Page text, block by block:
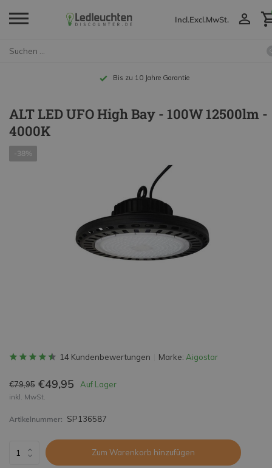
Incl.Excl.MwSt.
Bis zu 10 Jahre Garantie
ALT LED UFO High Bay - 100W 12500lm -
4000K
-38%
14 Kundenbewertungen Marke: Aigostar
€79,95 €49,95 Auf Lager
inkl. MwSt.
Artikelnummer: SP136587
Zum Warenkorb hinzufügen